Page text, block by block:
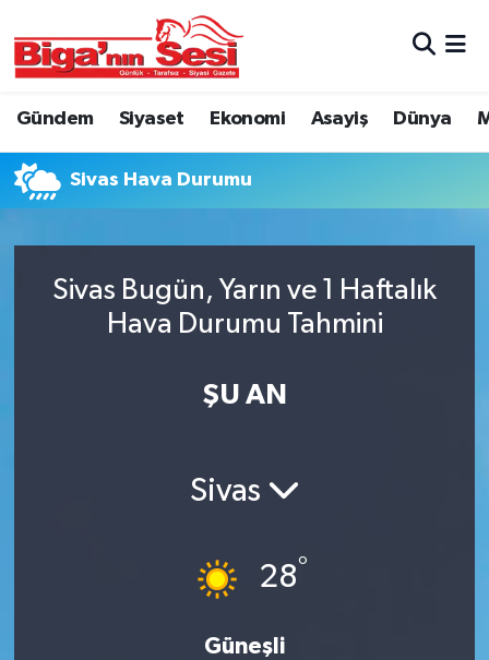
Gündem Siyaset Ekonomi Asayiş Dünya
Sivas Hava Durumu
Sivas Bugün, Yarın ve 1 Haftalık
Hava Durumu Tahmini
ŞU AN
Sivas
28°
Güneşli
Asayiş
Belde ve Köyler
Belediye
Dünya
Çanakkale Hava Durumu
Süper Lig Puan Durumu ve Fikstür
Tüm Manşetler
Son Dakika Haberleri